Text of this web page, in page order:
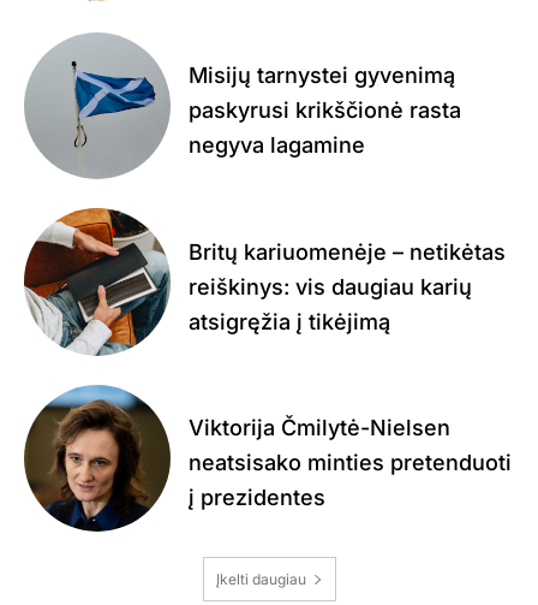
Misijų tarnystei gyvenimą
paskyrusi krikščionė rasta
negyva lagamine
Britų kariuomenėje – netikėtas
reiškinys: vis daugiau karių
atsigręžia į tikėjimą
Viktorija Čmilytė-Nielsen
neatsisako minties pretenduoti
į prezidentes
Įkelti daugiau